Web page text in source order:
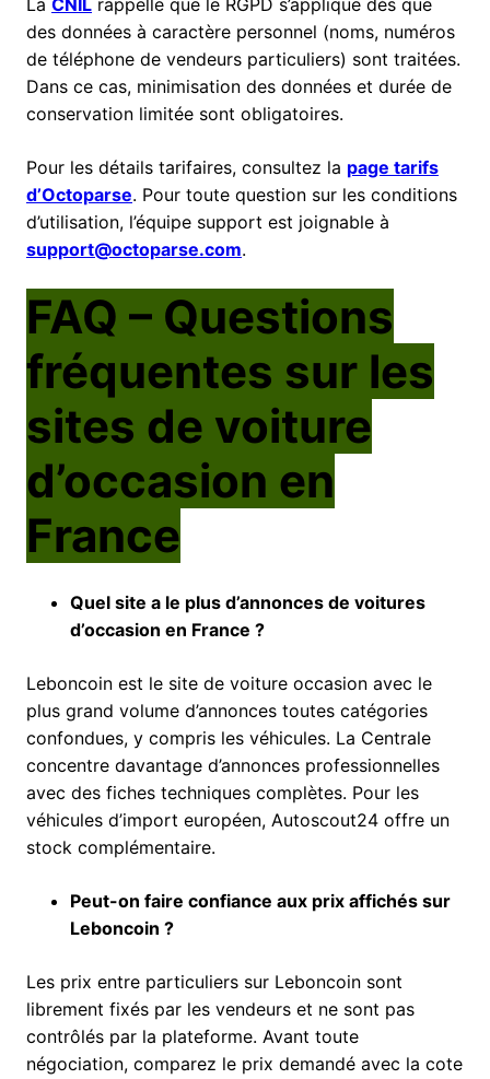
La CNIL rappelle que le RGPD s’applique dès que
des données à caractère personnel (noms, numéros
de téléphone de vendeurs particuliers) sont traitées.
Dans ce cas, minimisation des données et durée de
conservation limitée sont obligatoires.
Pour les détails tarifaires, consultez la page tarifs
d’Octoparse. Pour toute question sur les conditions
d’utilisation, l’équipe support est joignable à
support@octoparse.com.
FAQ – Questions
fréquentes sur les
sites de voiture
d’occasion en
France
Quel site a le plus d’annonces de voitures
d’occasion en France ?
Leboncoin est le site de voiture occasion avec le
plus grand volume d’annonces toutes catégories
confondues, y compris les véhicules. La Centrale
concentre davantage d’annonces professionnelles
avec des fiches techniques complètes. Pour les
véhicules d’import européen, Autoscout24 offre un
stock complémentaire.
Peut-on faire confiance aux prix affichés sur
Leboncoin ?
Les prix entre particuliers sur Leboncoin sont
librement fixés par les vendeurs et ne sont pas
contrôlés par la plateforme. Avant toute
négociation, comparez le prix demandé avec la cote